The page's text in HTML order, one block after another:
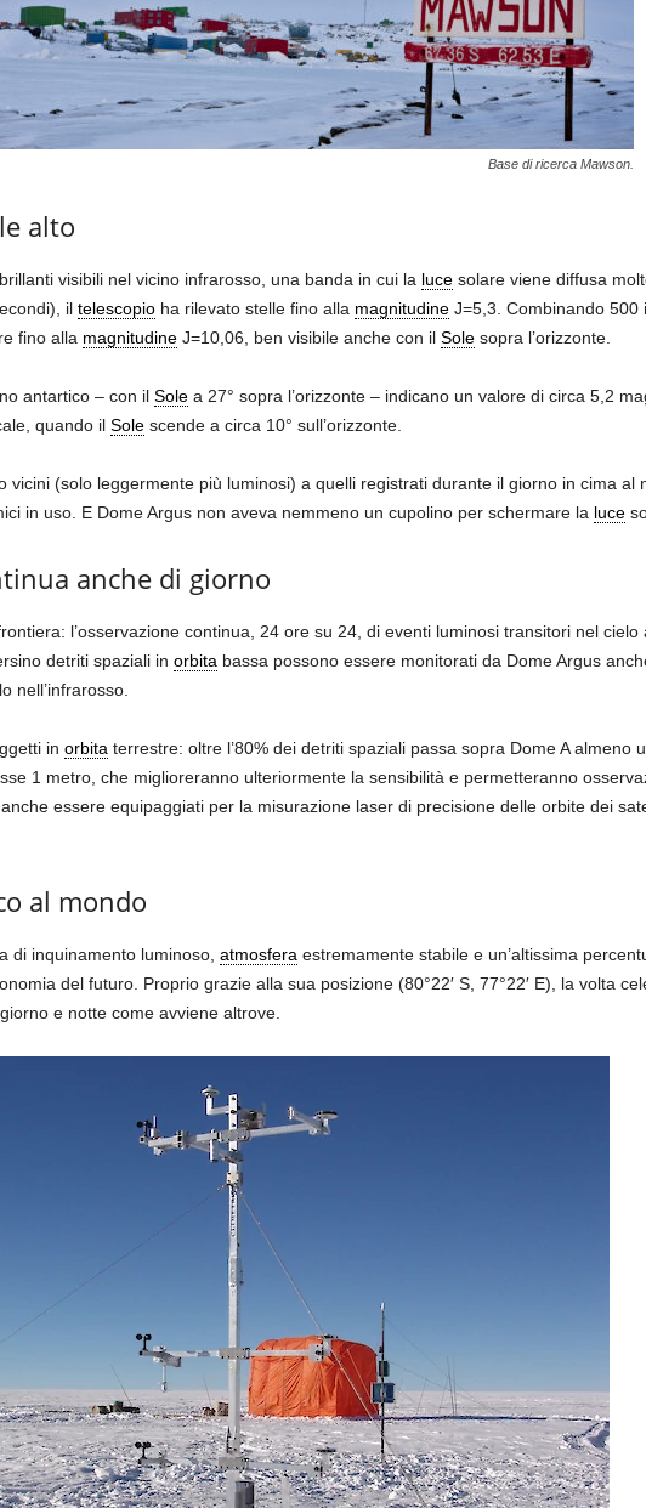
Base di ricerca Mawson.
alto
visibili nel vicino infrarosso, una banda in cui la lucesolare viene diffusa
il telescopioha rilevato stelle fino alla magnitudineJ=5,3. Combinando 500
fino alla magnitudineJ=10,06, ben visibile anche con il Solesopra l’orizzonte.
antartico – con il Solea 27° sopra l’orizzonte – indicano un valore di circa 5,2
quando il Solescende a circa 10° sull’orizzonte.
vicini (solo leggermente più luminosi) a quelli registrati durante il giorno in cima al
in uso. E Dome Argus non aveva nemmeno un cupolino per schermare la luce
anche di giorno
l’osservazione continua, 24 ore su 24, di eventi luminosi transitori nel cielo
detriti spaziali in orbita bassa possono essere monitorati da Dome Argus
nell’infrarosso.
in orbita terrestre: oltre l’80% dei detriti spaziali passa sopra Dome A almeno
1 metro, che miglioreranno ulteriormente la sensibilità e permetteranno
essere equipaggiati per la misurazione laser di precisione delle orbite dei
al mondo
di inquinamento luminoso, atmosfera estremamente stabile e un’altissima
del futuro. Proprio grazie alla sua posizione (80°22′ S, 77°22′ E), la volta
e notte come avviene altrove.